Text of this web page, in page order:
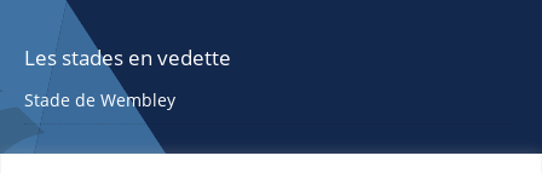
Les stades en vedette
Stade de Wembley